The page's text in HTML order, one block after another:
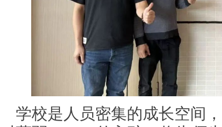
学校是人员密集的成长空间